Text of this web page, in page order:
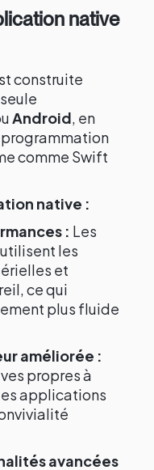
native
construite
Android, en
comme Swift
native :
: Les
les
et
ce qui
plus fluide
améliorée :
propres à
applications
avancées